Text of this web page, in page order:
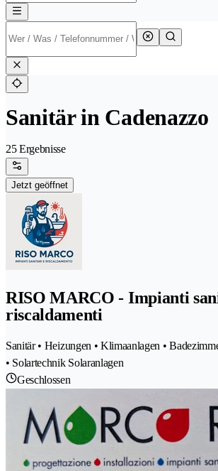
Sanitär in Cadenazzo
25 Ergebnisse
Jetzt geöffnet
RISO MARCO - Impianti
riscaldamenti
Sanitär • Heizungen • Klimaanlagen •
• Solartechnik Solaranlagen
Geschlossen